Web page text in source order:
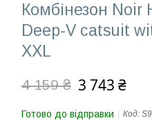
Комбінезон Noir
Deep-V catsuit
XXL
4 159 ₴ 3 743 ₴
Готово до відправки Код: